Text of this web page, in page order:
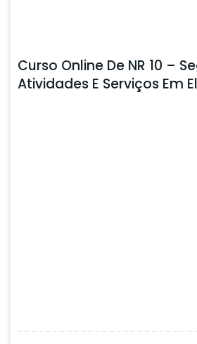
Curso Online De NR 10 –
Atividades E Serviços Em